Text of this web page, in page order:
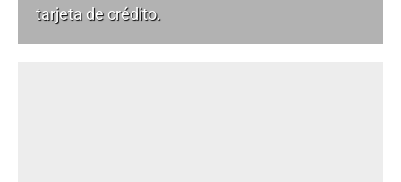
tarjeta de crédito.